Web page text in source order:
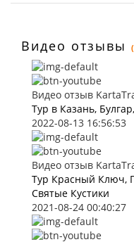
Видео отзывы
Видео отзыв
Тур в Казань,
2022-08-13 16:56:53
Видео отзыв
Тур Красный Ключ,
Святые Кустики
2021-08-24 00:40:27